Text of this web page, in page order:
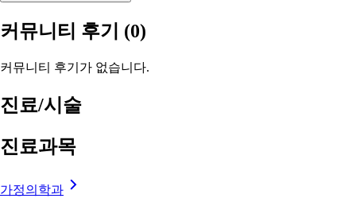
커뮤니티 후기 (0)
커뮤니티 후기가 없습니다.
진료/시술
진료과목
가정의학과